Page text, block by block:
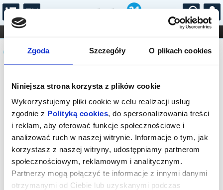
Zgoda Szczegóły O plikach cookies
Niniejsza strona korzysta z plików cookie
Wykorzystujemy pliki cookie w celu realizacji usług
zgodnie z Polityką cookies, do spersonalizowania treści
i reklam, aby oferować funkcje społecznościowe i
analizować ruch w naszej witrynie. Informacje o tym, jak
korzystasz z naszej witryny, udostępniamy partnerom
społecznościowym, reklamowym i analitycznym.
Partnerzy mogą połączyć te informacje z innymi danymi
otrzymanymi od Ciebie lub uzyskanymi podczas
...
FILHARMONIA OPERA I BALET
STAND-UP
DLA DZIECI
Komunikat
Sprzedaż on-line została zakończona,
sprawdź dostępność biletów w kasach
instytucji.